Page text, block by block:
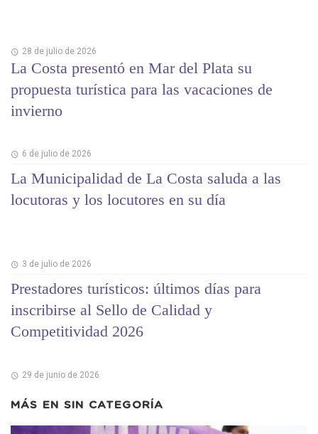
28 de julio de 2026
La Costa presentó en Mar del Plata su
propuesta turística para las vacaciones de
invierno
6 de julio de 2026
La Municipalidad de La Costa saluda a las
locutoras y los locutores en su día
3 de julio de 2026
Prestadores turísticos: últimos días para
inscribirse al Sello de Calidad y
Competitividad 2026
29 de junio de 2026
MÁS EN SIN CATEGORÍA